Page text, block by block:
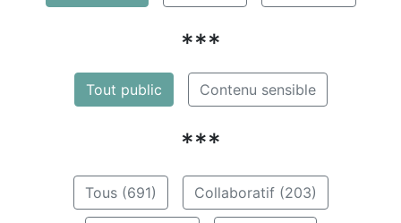
***
Tout public Contenu sensible
***
Tous (691) Collaboratif (203)